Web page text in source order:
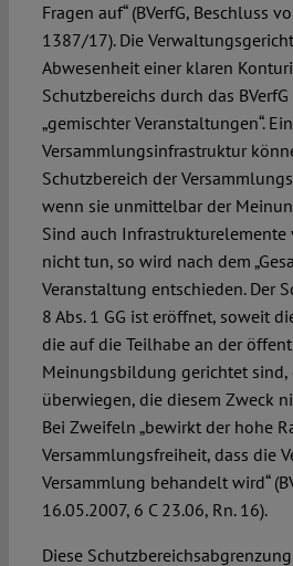
Fragen auf“ (BVerfG, Beschluss
1387/17). Die
Abwesenheit einer klaren
Schutzbereichs durch das
„gemischter Veranstaltungen“.
Versammlungsinfrastruktur
Schutzbereich der
wenn sie unmittelbar der
Sind auch Infrastrukturelemente
nicht tun, so wird nach dem
Veranstaltung entschieden. Der
8 Abs. 1 GG ist eröffnet, soweit
die auf die Teilhabe an der
Meinungsbildung gerichtet
überwiegen, die diesem Zweck
Bei Zweifeln „bewirkt der hohe
Versammlungsfreiheit, dass die
Versammlung behandelt wird“
16.05.2007, 6 C 23.06, Rn. 16).
Diese